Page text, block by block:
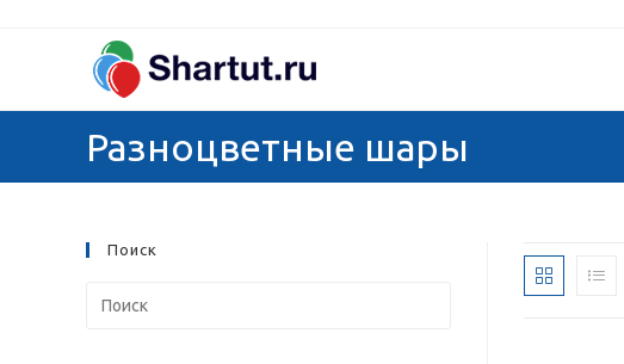
содержимому
Разноцветные шары
Поиск